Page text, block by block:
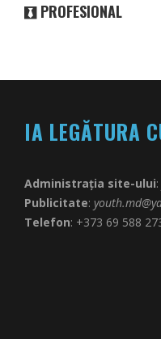
PROFESIONAL
IA LEGĂTURA
Administrația site-ului:
Publicitate:
Telefon: +373 69 588